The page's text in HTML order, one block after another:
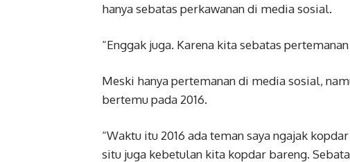
hanya sebatas perkawanan di media sosial.
“Enggak juga. Karena kita sebatas
Meski hanya pertemanan di media sosial,
bertemu pada 2016.
“Waktu itu 2016 ada teman saya ngajak
situ juga kebetulan kita kopdar bareng.